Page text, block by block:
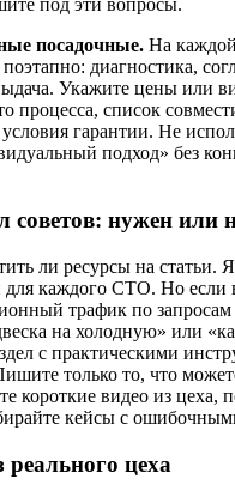
посадочные. На
диагностика,
Укажите цены или
процесса, список
гарантии. Не
подход» без
советов: нужен или
ли ресурсы на статьи.
для каждого СТО. Но если
трафик по запросам
на холодную» или
с практическими
только то, что
короткие видео из цеха,
кейсы с
цеха